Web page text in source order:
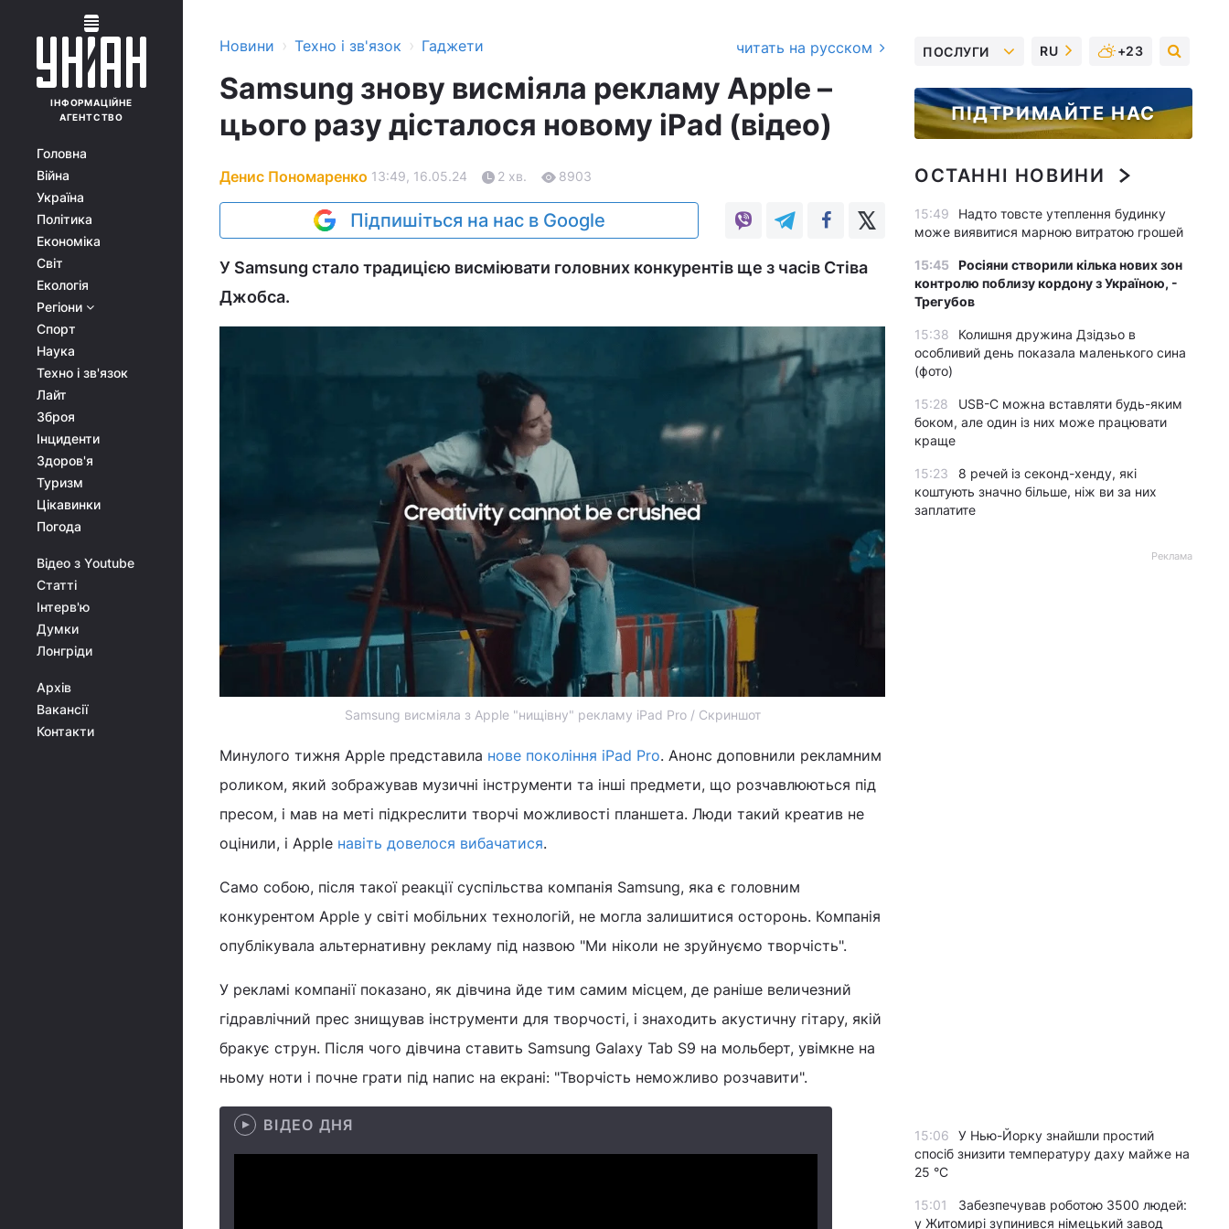
ІНФОРМАЦІЙНЕ
АГЕНТСТВО
Головна
Війна
Україна
Політика
Економіка
Світ
Екологія
Регіони
Спорт
Наука
Техно і зв'язок
Лайт
Зброя
Інциденти
Здоров'я
Туризм
Цікавинки
Погода
Відео з Youtube
Статті
Інтерв'ю
Думки
Лонгріди
Архів
Вакансії
Контакти
Новини › Техно і зв'язок › Гаджети читать на русском
Samsung знову висміяла рекламу Apple –
цього разу дісталося новому iPad (відео)
Денис Пономаренко 13:49, 16.05.24 2 хв. 8903
Підпишіться на нас в Google
У Samsung стало традицією висміювати головних конкурентів ще з часів Стіва
Джобса.
Samsung висміяла з Apple "нищівну" рекламу iPad Pro / Скриншот
Минулого тижня Apple представила нове покоління iPad Pro. Анонс доповнили рекламним
роликом, який зображував музичні інструменти та інші предмети, що розчавлюються під
пресом, і мав на меті підкреслити творчі можливості планшета. Люди такий креатив не
оцінили, і Apple навіть довелося вибачатися.
Само собою, після такої реакції суспільства компанія Samsung, яка є головним
конкурентом Apple у світі мобільних технологій, не могла залишитися осторонь. Компанія
опублікувала альтернативну рекламу під назвою "Ми ніколи не зруйнуємо творчість".
У рекламі компанії показано, як дівчина йде тим самим місцем, де раніше величезний
гідравлічний прес знищував інструменти для творчості, і знаходить акустичну гітару, якій
бракує струн. Після чого дівчина ставить Samsung Galaxy Tab S9 на мольберт, увімкне на
ньому ноти і почне грати під напис на екрані: "Творчість неможливо розчавити".
ВІДЕО ДНЯ
ПОСЛУГИ RU +23
ПІДТРИМАЙТЕ НАС
ОСТАННІ НОВИНИ
15:49
Надто товсте утеплення будинку
може виявитися марною витратою грошей
15:45 Росіяни створили кілька нових зон
контролю поблизу кордону з Україною, -
Трегубов
15:38
Колишня дружина Дзідзьо в
особливий день показала маленького сина
(фото)
15:28
USB-C можна вставляти будь-яким
боком, але один із них може працювати
краще
15:23
8 речей із секонд-хенду, які
коштують значно більше, ніж ви за них
заплатите
Реклама
15:06
У Нью-Йорку знайшли простий
спосіб знизити температуру даху майже на
25 °C
15:01
Забезпечував роботою 3500 людей:
у Житомирі зупинився німецький завод